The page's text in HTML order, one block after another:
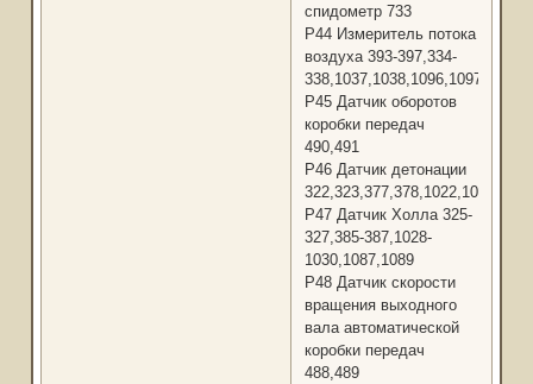
спидометр 733
Р44 Измеритель потока
воздуха 393-397,334-
338,1037,1038,1096,1097
Р45 Датчик оборотов
коробки передач
490,491
Р46 Датчик детонации
Р47 Датчик Холла 325-
327,385-387,1028-
1030,1087,1089
Р48 Датчик скорости
вращения выходного
вала автоматической
коробки передач
488,489